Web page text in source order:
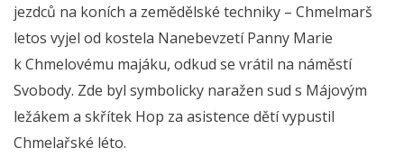
jezdců na koních a zemědělské techniky – Chmelmarš
letos vyjel od kostela Nanebevzetí Panny Marie
k Chmelovému majáku, odkud se vrátil na náměstí
Svobody. Zde byl symbolicky naražen sud s Májovým
ležákem a skřítek Hop za asistence dětí vypustil
Chmelařské léto.